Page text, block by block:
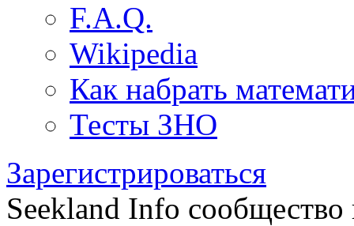
F.A.Q.
Wikipedia
Как набрать
Тесты ЗНО
Зарегистрироваться
Seekland Info